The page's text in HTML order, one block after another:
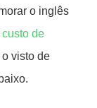
o inglês
custo de
visto de